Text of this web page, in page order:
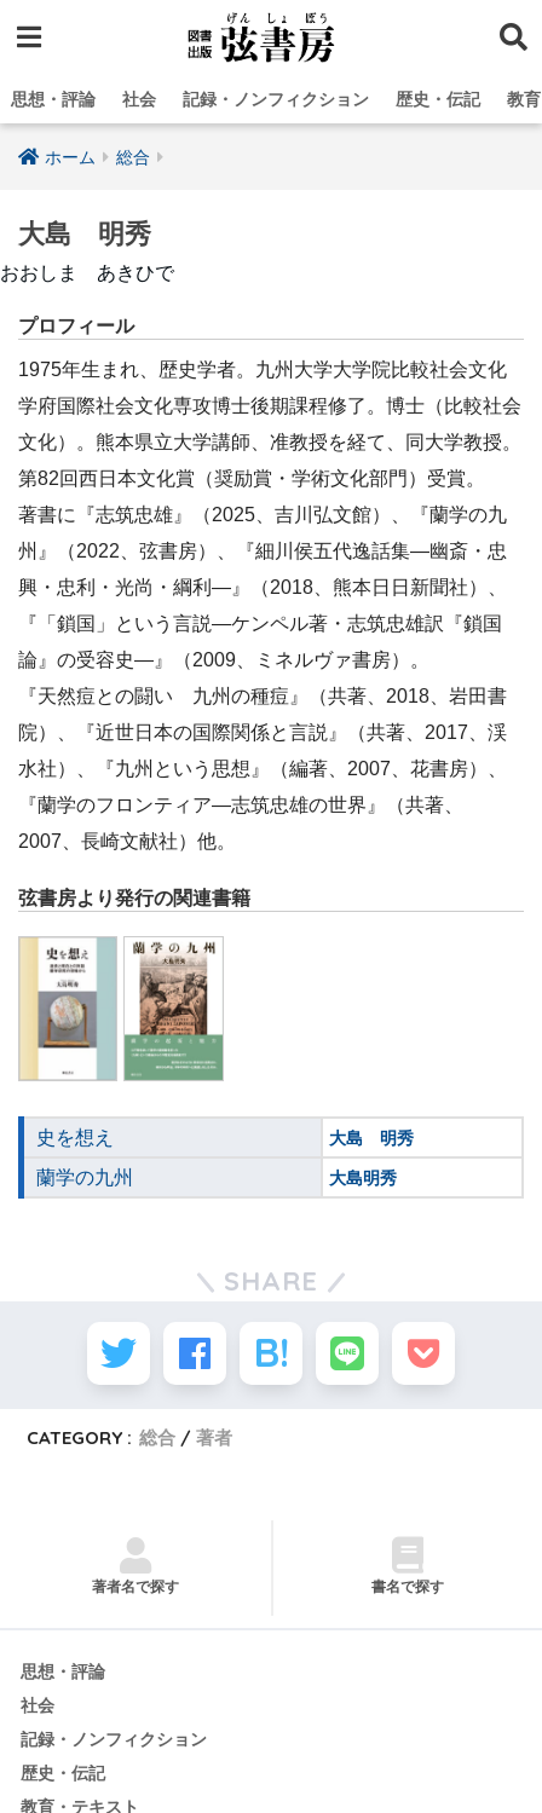
思想・評論 社会 記録・ノンフィクション 歴史・伝記 教
ホーム 総合
大島 明秀
おおしま あきひで
プロフィール
1975年生まれ、歴史学者。九州大学大学院比較社会文化
学府国際社会文化専攻博士後期課程修了。博士（比較社会
文化）。熊本県立大学講師、准教授を経て、同大学教授。
第82回西日本文化賞（奨励賞・学術文化部門）受賞。
著書に『志筑忠雄』（2025、吉川弘文館）、『蘭学の九
州』（2022、弦書房）、『細川侯五代逸話集―幽斎・忠
興・忠利・光尚・綱利―』（2018、熊本日日新聞社）、
『「鎖国」という言説—ケンペル著・志筑忠雄訳『鎖国
論』の受容史—』（2009、ミネルヴァ書房）。
『天然痘との闘い 九州の種痘』（共著、2018、岩田書
院）、『近世日本の国際関係と言説』（共著、2017、渓
水社）、『九州という思想』（編著、2007、花書房）、
『蘭学のフロンティア―志筑忠雄の世界』（共著、
2007、長崎文献社）他。
弦書房より発行の関連書籍
史を想え 大島 明秀
蘭学の九州 大島明秀
SHARE
CATEGORY : 総合 著者
著者名で探す 書名で探す
思想・評論
社会
記録・ノンフィクション
歴史・伝記
教育・テキスト